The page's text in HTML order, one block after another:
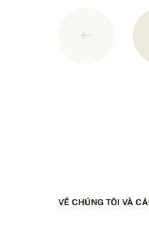
VỀ CHÚNG TÔI VÀ